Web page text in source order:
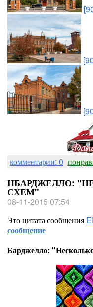
комментарии: 0
НБАРДЖЕЛЛО:
СХЕМ"
08-11-2015 07:54
Это цитата сообщения
сообщение
Барджелло: